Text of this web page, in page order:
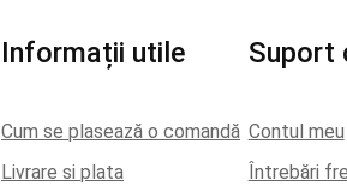
Informații utile
Cum se plasează o comandă
Livrare si plata
Suport
Contul meu
Întrebări